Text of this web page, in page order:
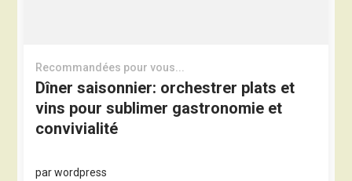
Recommandées pour vous...
Dîner saisonnier: orchestrer plats et
vins pour sublimer gastronomie et
convivialité
parwordpress